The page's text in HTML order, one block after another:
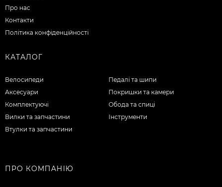
Про нас
Контакти
Політика конфіденційності
КАТАЛОГ
Велосипеди
Аксесуари
Комплектуючі
Вилки та запчастини
Втулки та запчастини
Педалі та шипи
Покришки та камери
Обода та спиці
Інструменти
ПРО КОМПАНІЮ